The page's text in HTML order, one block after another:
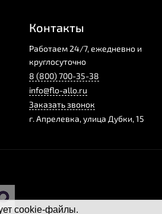
cookie-файлы.
Контакты
Работаем 24/7, ежедневно и
круглосуточно
8 (800) 700-35-38
info@flo-allo.ru
Заказать звонок
г.Апрелевка,улица Дубки, 15